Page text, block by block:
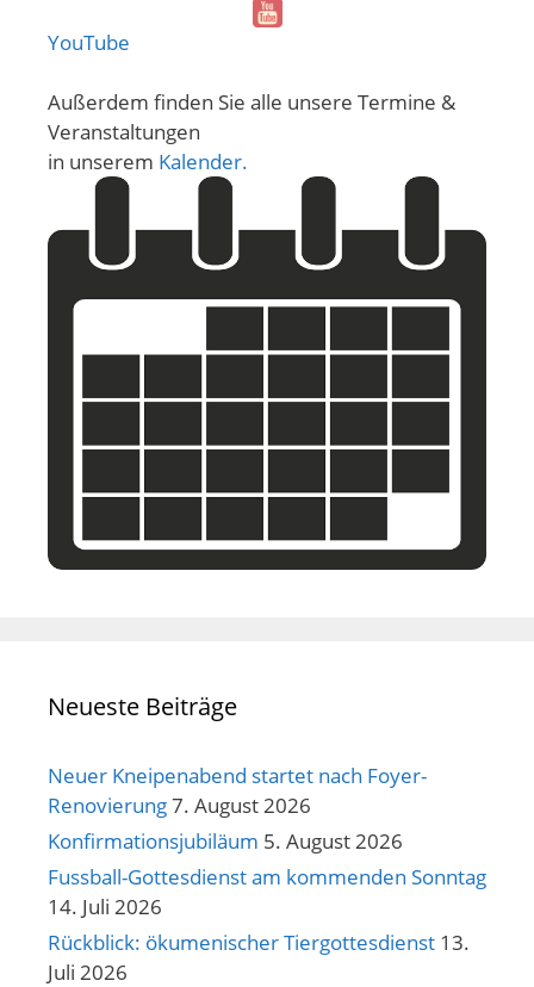
YouTube
Außerdem finden Sie alle unsere Termine &
Veranstaltungen
in unserem Kalender.
Neueste Beiträge
Neuer Kneipenabend startet nach Foyer-
Renovierung7. August 2026
Konfirmationsjubiläum 5. August 2026
Fussball-Gottesdienst am kommenden Sonntag
14. Juli 2026
Rückblick: ökumenischer Tiergottesdienst 13.
Juli 2026